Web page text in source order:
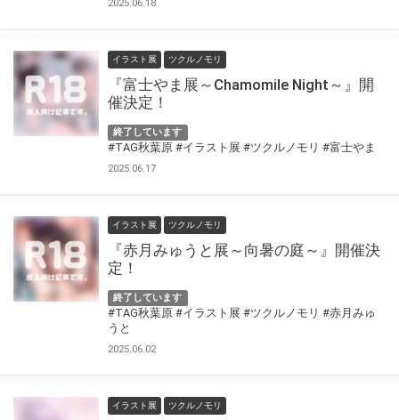
2025.06.18
イラスト展 ツクルノモリ
『富士やま展～Chamomile Night～』開
催決定！
終了しています
#TAG秋葉原 #イラスト展 #ツクルノモリ #富士やま
2025.06.17
イラスト展 ツクルノモリ
『赤月みゅうと展～向暑の庭～』開催決
定！
終了しています
#TAG秋葉原 #イラスト展 #ツクルノモリ #赤月みゅ
うと
2025.06.02
イラスト展 ツクルノモリ